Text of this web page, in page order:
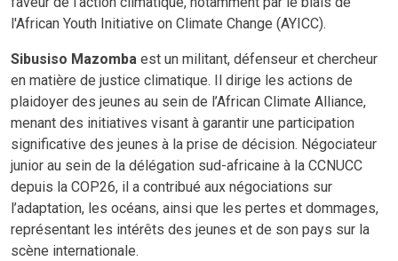
l'African Youth Initiative on Climate Change (AYICC).
Sibusiso Mazomba est un militant, défenseur et chercheur
en matière de justice climatique. Il dirige les actions de
plaidoyer des jeunes au sein de l’African Climate Alliance,
menant des initiatives visant à garantir une participation
significative des jeunes à la prise de décision. Négociateur
junior au sein de la délégation sud-africaine à la CCNUCC
depuis la COP26, il a contribué aux négociations sur
l’adaptation, les océans, ainsi que les pertes et dommages,
représentant les intérêts des jeunes et de son pays sur la
scène internationale.